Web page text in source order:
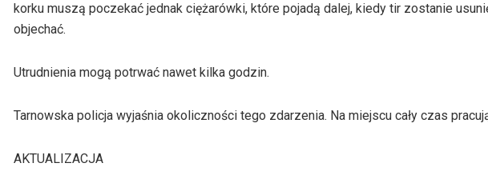
korku muszą poczekać jednak ciężarówki, które pojadą dalej, kiedy tir zostanie
objechać.
Utrudnienia mogą potrwać nawet kilka godzin.
Tarnowska policja wyjaśnia okoliczności tego zdarzenia. Na miejscu cały czas
AKTUALIZACJA